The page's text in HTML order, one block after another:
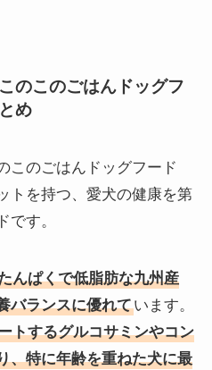
のこのごはんドッグフ
め
このごはんドッグフード
トを持つ、愛犬の健康を第
です。
んぱくで低脂肪な九州産
バランスに優れています。
トするグルコサミンやコン
、特に年齢を重ねた犬に最